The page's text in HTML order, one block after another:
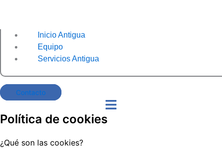
Inicio Antigua
Equipo
Servicios Antigua
Contacto
Política de cookies
¿Qué son las cookies?